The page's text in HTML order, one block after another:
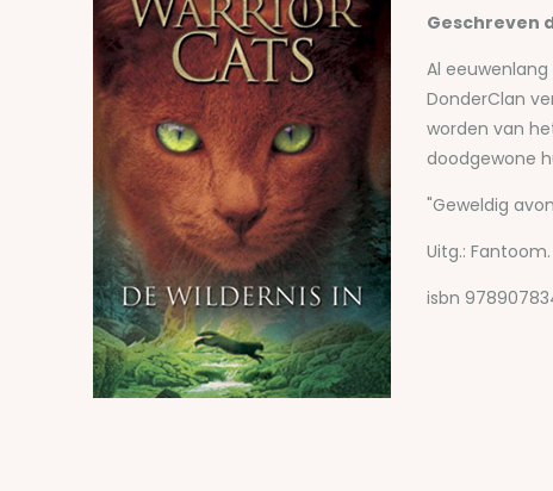
Geschreven
Al
DonderClan
worden van
doodgewone
"Geweldig
Uitg.: Fantoom.
isbn